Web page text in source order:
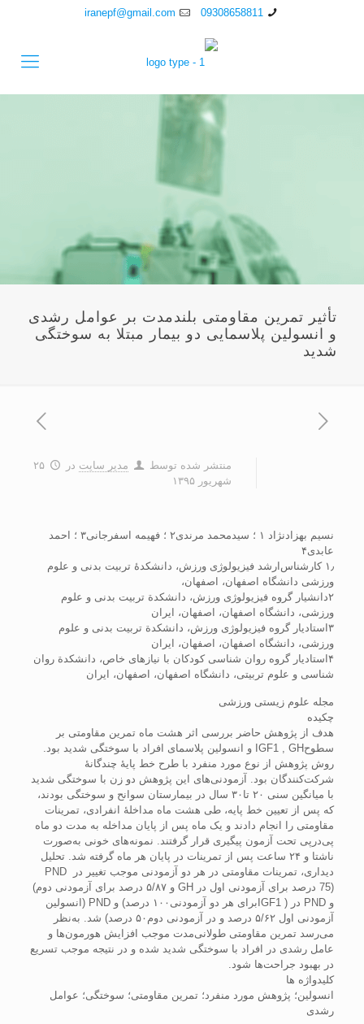
09308658811
iranepf@gmail.com
تأثیر تمرین مقاومتی بلندمدت بر عوامل رشدی
و انسولین پلاسمایی دو بیمار مبتلا به سوختگی
شدید
منتشر شده توسط مدیر سایت در
۲۵
شهریور ۱۳۹۵
نسیم بهزادنژاد ۱ ؛ سیدمحمد مرندی۲ ؛ فهیمه اسفرجانی۳ ؛ احمد
عابدی۴
۱٫ کارشناس‌ارشد فیزیولوژی ورزش، دانشکدۀ تربیت بدنی و علوم
ورزشی دانشگاه اصفهان، اصفهان،
۲دانشیار گروه فیزیولوژی ورزش، دانشکدة تربیت بدنی و علوم
ورزشی، دانشگاه اصفهان، اصفهان، ایران
۳استادیار گروه فیزیولوژی ورزش، دانشکدة تربیت بدنی و علوم
ورزشی، دانشگاه اصفهان، اصفهان، ایران
۴استادیار گروه روان شناسی کودکان با نیازهای خاص، دانشکدة روان
شناسی و علوم تربیتی، دانشگاه اصفهان، اصفهان، ایران
مجله علوم زیستی ورزشی
چکیده
هدف از پژوهش حاضر بررسی اثر هشت ماه تمرین مقاومتی بر
سطوحIGF1 , GH و انسولین پلاسمای افراد با سوختگی شدید بود.
روش پژوهش از نوع مورد منفرد با طرح خط پایۀ چندگانۀ
شرکت‌کنندگان بود. آزمودنی‌های این پژوهش دو زن با سوختگی شدید
با میانگین سنی ۲۰ تا۳۰ سال در بیمارستان سوانح و سوختگی بودند،
که پس از تعیین خط پایه، طی هشت ماه مداخلۀ انفرادی، تمرینات
مقاومتی را انجام دادند و یک ماه پس از پایان مداخله به مدت دو ماه
پی‌درپی تحت آزمون پیگیری قرار گرفتند. نمونه‌های خونی به‌صورت
ناشتا و ۲۴ ساعت پس از تمرینات در پایان هر ماه گرفته شد. تحلیل
دیداری، تمرینات مقاومتی در هر دو آزمودنی موجب تغییر در PND
(75 درصد برای آزمودنی اول در GH و ۵/۸۷ درصد برای آزمودنی دوم)
و PND در ( IGF1برای هر دو آزمودنی۱۰۰ درصد) و PND (انسولین
آزمودنی اول ۵/۶۲ درصد و در آزمودنی دوم۵۰ درصد) شد. به‌نظر
می‌رسد تمرین مقاومتی طولانی‌مدت موجب افزایش هورمون‌ها و
عامل رشدی در افراد با سوختگی شدید شده و در نتیجه موجب تسریع
در بهبود جراحت‌ها شود.
کلیدواژه ها
انسولین؛ پژوهش مورد منفرد؛ تمرین مقاومتی؛ سوختگی؛ عوامل
رشدی